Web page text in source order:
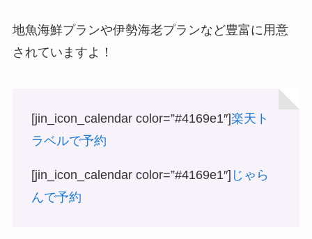
地魚海鮮プランや伊勢海老プランなど豊富に用意
されていますよ！
[jin_icon_calendar color=”#4169e1″]楽天ト
ラベルで予約
[jin_icon_calendar color=”#4169e1″] じゃら
んで予約